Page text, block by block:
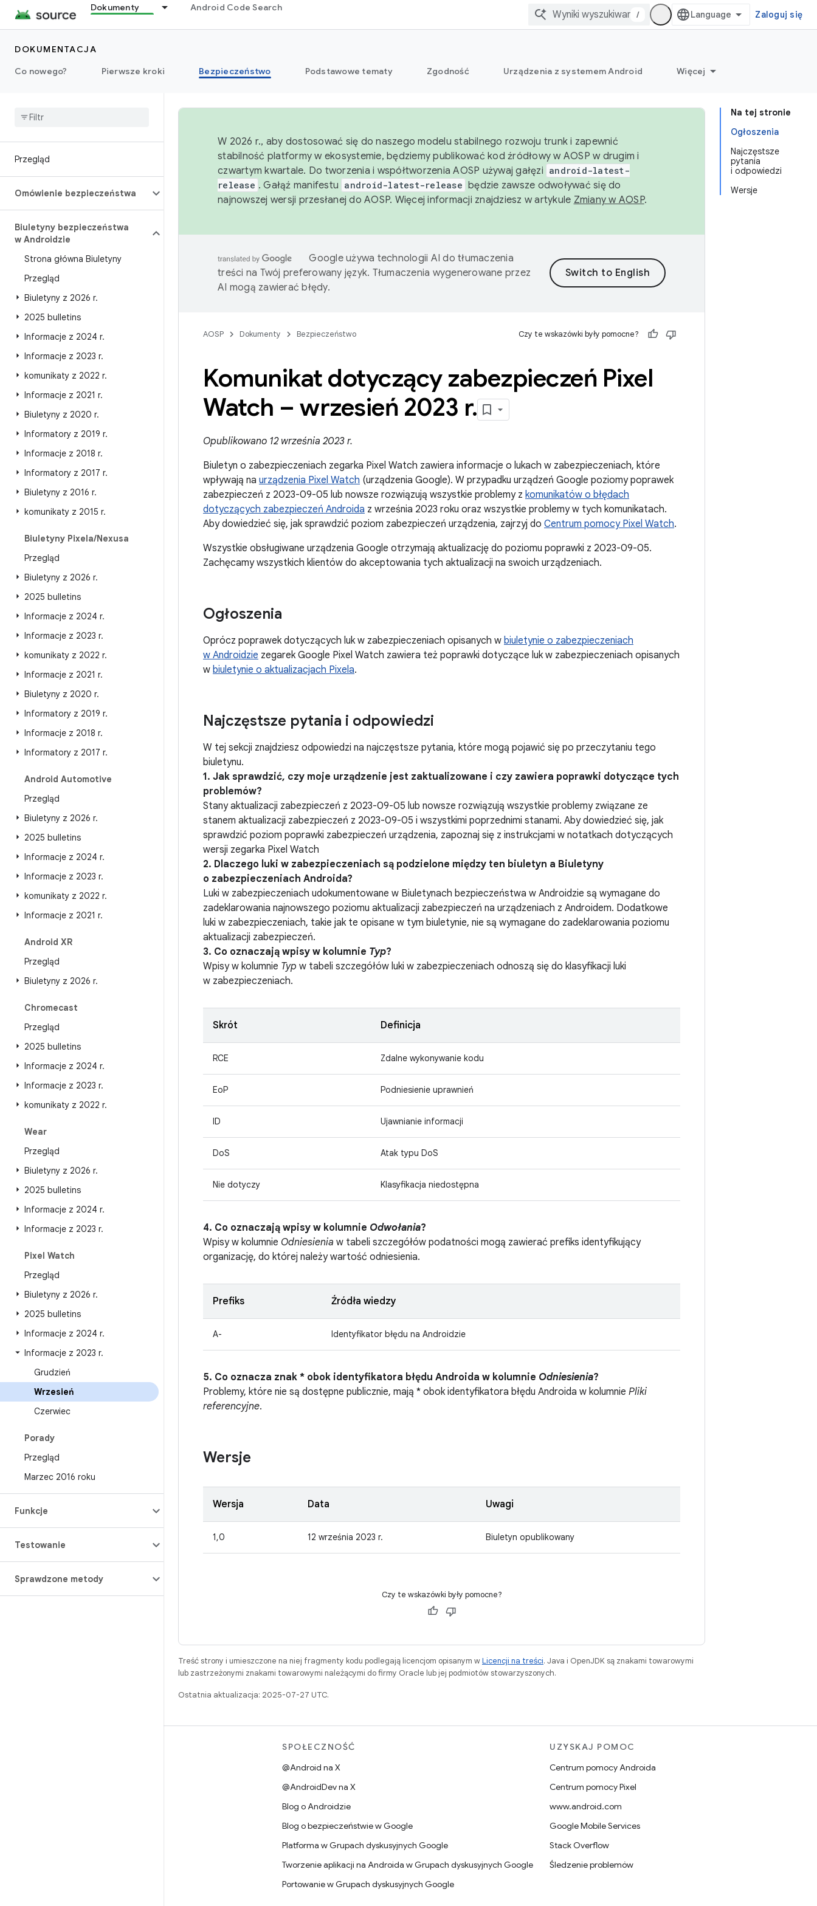
Dokumenty Android Code Search
/ Zaloguj się
DOKUMENTACJA
Co nowego?
Pierwsze kroki Bezpieczeństwo Podstawowe tematy Zgodność Urządzenia z systemem Android Więcej
Przegląd
Omówienie bezpieczeństwa
Biuletyny bezpieczeństwa
w Androidzie
Strona główna Biuletyny
Przegląd
Biuletyny z 2026 r.
2025 bulletins
Informacje z 2024 r.
Informacje z 2023 r.
komunikaty z 2022 r.
Informacje z 2021 r.
Biuletyny z 2020 r.
Informatory z 2019 r.
Informacje z 2018 r.
Informatory z 2017 r.
Biuletyny z 2016 r.
komunikaty z 2015 r.
Biuletyny Pixela/Nexusa
Przegląd
Biuletyny z 2026 r.
2025 bulletins
Informacje z 2024 r.
Informacje z 2023 r.
komunikaty z 2022 r.
Informacje z 2021 r.
Biuletyny z 2020 r.
Informatory z 2019 r.
Informacje z 2018 r.
Informatory z 2017 r.
Android Automotive
Przegląd
Biuletyny z 2026 r.
2025 bulletins
Informacje z 2024 r.
Informacje z 2023 r.
komunikaty z 2022 r.
Informacje z 2021 r.
Android XR
Przegląd
Biuletyny z 2026 r.
Chromecast
Przegląd
2025 bulletins
Informacje z 2024 r.
Informacje z 2023 r.
komunikaty z 2022 r.
Wear
Przegląd
Biuletyny z 2026 r.
2025 bulletins
Informacje z 2024 r.
Informacje z 2023 r.
Pixel Watch
Przegląd
Biuletyny z 2026 r.
2025 bulletins
Informacje z 2024 r.
Informacje z 2023 r.
Grudzień
Wrzesień
Czerwiec
Porady
Przegląd
Marzec 2016 roku
Funkcje
Testowanie
Sprawdzone metody
Na tej stronie
Ogłoszenia
Najczęstsze
pytania
i odpowiedzi
Wersje
W 2026 r., aby dostosować się do naszego modelu stabilnego rozwoju trunk i zapewnić
stabilność platformy w ekosystemie, będziemy publikować kod źródłowy w AOSP w drugim i
czwartym kwartale. Do tworzenia i współtworzenia AOSP używaj gałęzi android-latest-
release . Gałąź manifestu android-latest-release będzie zawsze odwoływać się do
najnowszej wersji przesłanej do AOSP. Więcej informacji znajdziesz w artykule Zmiany w AOSP.
Google używa technologii AI do tłumaczenia
treści na Twój preferowany język. Tłumaczenia wygenerowane przez
AI mogą zawierać błędy.
AOSP Dokumenty Bezpieczeństwo Czy te wskazówki były pomocne?
Komunikat dotyczący zabezpieczeń Pixel
Watch – wrzesień 2023 r.
Opublikowano 12 września 2023 r.
Biuletyn o zabezpieczeniach zegarka Pixel Watch zawiera informacje o lukach w zabezpieczeniach, które
wpływają na urządzenia Pixel Watch (urządzenia Google). W przypadku urządzeń Google poziomy poprawek
zabezpieczeń z 2023-09-05 lub nowsze rozwiązują wszystkie problemy z komunikatów o błędach
dotyczących zabezpieczeń Androida z września 2023 roku oraz wszystkie problemy w tych komunikatach.
Aby dowiedzieć się, jak sprawdzić poziom zabezpieczeń urządzenia, zajrzyj do Centrum pomocy Pixel Watch.
Wszystkie obsługiwane urządzenia Google otrzymają aktualizację do poziomu poprawki z 2023-09-05.
Zachęcamy wszystkich klientów do akceptowania tych aktualizacji na swoich urządzeniach.
Ogłoszenia
Oprócz poprawek dotyczących luk w zabezpieczeniach opisanych w biuletynie o zabezpieczeniach
w Androidzie zegarek Google Pixel Watch zawiera też poprawki dotyczące luk w zabezpieczeniach opisanych
w biuletynie o aktualizacjach Pixela.
Najczęstsze pytania i odpowiedzi
W tej sekcji znajdziesz odpowiedzi na najczęstsze pytania, które mogą pojawić się po przeczytaniu tego
biuletynu.
1. Jak sprawdzić, czy moje urządzenie jest zaktualizowane i czy zawiera poprawki dotyczące tych
problemów?
Stany aktualizacji zabezpieczeń z 2023-09-05 lub nowsze rozwiązują wszystkie problemy związane ze
stanem aktualizacji zabezpieczeń z 2023-09-05 i wszystkimi poprzednimi stanami. Aby dowiedzieć się, jak
sprawdzić poziom poprawki zabezpieczeń urządzenia, zapoznaj się z instrukcjami w notatkach dotyczących
wersji zegarka Pixel Watch
2. Dlaczego luki w zabezpieczeniach są podzielone między ten biuletyn a Biuletyny
o zabezpieczeniach Androida?
Luki w zabezpieczeniach udokumentowane w Biuletynach bezpieczeństwa w Androidzie są wymagane do
zadeklarowania najnowszego poziomu aktualizacji zabezpieczeń na urządzeniach z Androidem. Dodatkowe
luki w zabezpieczeniach, takie jak te opisane w tym biuletynie, nie są wymagane do zadeklarowania poziomu
aktualizacji zabezpieczeń.
3. Co oznaczają wpisy w kolumnie Typ?
Wpisy w kolumnie Typ w tabeli szczegółów luki w zabezpieczeniach odnoszą się do klasyfikacji luki
w zabezpieczeniach.
Skrót Definicja
RCE Zdalne wykonywanie kodu
EoP Podniesienie uprawnień
ID Ujawnianie informacji
DoS Atak typu DoS
Nie dotyczy Klasyfikacja niedostępna
4. Co oznaczają wpisy w kolumnie Odwołania?
Wpisy w kolumnie Odniesienia w tabeli szczegółów podatności mogą zawierać prefiks identyfikujący
organizację, do której należy wartość odniesienia.
Prefiks Źródła wiedzy
A- Identyfikator błędu na Androidzie
5. Co oznacza znak * obok identyfikatora błędu Androida w kolumnie Odniesienia?
Problemy, które nie są dostępne publicznie, mają * obok identyfikatora błędu Androida w kolumnie Pliki
referencyjne.
Wersje
Wersja Data Uwagi
1,0 12 września 2023 r. Biuletyn opublikowany
Czy te wskazówki były pomocne?
Treść strony i umieszczone na niej fragmenty kodu podlegają licencjom opisanym wLicencji na treści. Java i OpenJDK są znakami towarowymi
lub zastrzeżonymi znakami towarowymi należącymi do firmy Oracle lub jej podmiotów stowarzyszonych.
Ostatnia aktualizacja: 2025-07-27 UTC.
SPOŁECZNOŚĆ
@Android na X
@AndroidDev na X
Blog o Androidzie
Blog o bezpieczeństwie w Google
Platforma w Grupach dyskusyjnych Google
Tworzenie aplikacji na Androida w Grupach dyskusyjnych Google
Portowanie w Grupach dyskusyjnych Google
UZYSKAJ POMOC
Centrum pomocy Androida
Centrum pomocy Pixel
www.android.com
Google Mobile Services
Stack Overflow
Śledzenie problemów